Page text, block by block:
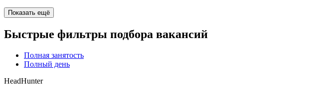
Показать ещё
Быстрые фильтры подбора вакансий
Полная занятость
Полный день
HeadHunter